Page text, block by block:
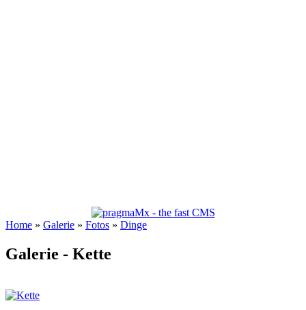
Home » Galerie » Fotos » Dinge
Galerie - Kette